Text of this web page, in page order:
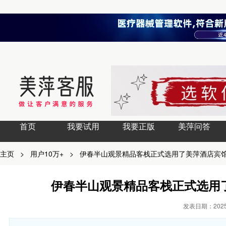
首页 我要试用 我要正版 美萍问答
主页 > 用户10万+ > 伊春半山观景精品客栈正式选用了美萍酒店宾
伊春半山观景精品客栈正式选
发表日期：